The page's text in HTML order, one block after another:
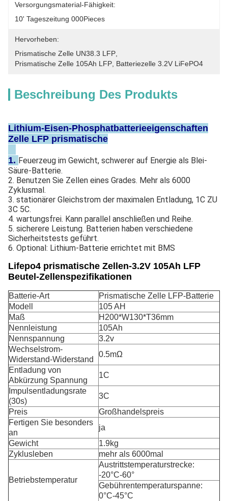
Versorgungsmaterial-Fähigkeit:
10' Tageszeitung 000Pieces
Hervorheben:
Prismatische Zelle UN38.3 LFP
Prismatische Zelle 105Ah LFP Batteriezelle 3.2V LiFePO4
Beschreibung Des Produkts
Lithium-Eisen-Phosphatbatterieeigenschaften
Zelle LFP prismatische
1. Feuerzeug im Gewicht, schwerer auf Energie als Blei-
Säure-Batterie.
2. Benutzen Sie Zellen eines Grades. Mehr als 6000
Zyklusmal.
3. stationärer Gleichstrom der maximalen Entladung, 1C ZU
3C 5C.
4. wartungsfrei. Kann parallel anschließen und Reihe.
5. sicherere Leistung. Batterien haben verschiedene
Sicherheitstests geführt.
6. Optional: Lithium-Batterie errichtet mit BMS
Lifepo4 prismatische Zellen-3.2V 105Ah LFP
Beutel-Zellenspezifikationen
Batterie-Art
Prismatische Zelle LFP-Batterie
Modell
105 AH
Maß
H200*W130*T36mm
Nennleistung
105Ah
Nennspannung
3.2v
Wechselstrom-
Widerstand-Widerstand
0.5mΩ
Entladung von
Abkürzung Spannung
1C
Impulsentladungsrate
(30s)
3C
Preis
Großhandelspreis
Fertigen Sie besonders
an
ja
Gewicht
1.9kg
Zyklusleben
mehr als 6000mal
Betriebstemperatur
Austrittstemperaturstrecke:
-20°C-60°
Gebührentemperaturspanne:
0°C-45°C